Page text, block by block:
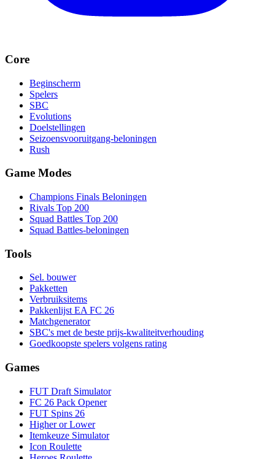
Core
Beginscherm
Spelers
SBC
Evolutions
Doelstellingen
Seizoensvooruitgang-beloningen
Rush
Game Modes
Champions Finals Beloningen
Rivals Top 200
Squad Battles Top 200
Squad Battles-beloningen
Tools
Sel. bouwer
Pakketten
Verbruiksitems
Pakkenlijst EA FC 26
Matchgenerator
SBC's met de beste prijs-kwaliteitverhouding
Goedkoopste spelers volgens rating
Games
FUT Draft Simulator
FC 26 Pack Opener
FUT Spins 26
Higher or Lower
Itemkeuze Simulator
Icon Roulette